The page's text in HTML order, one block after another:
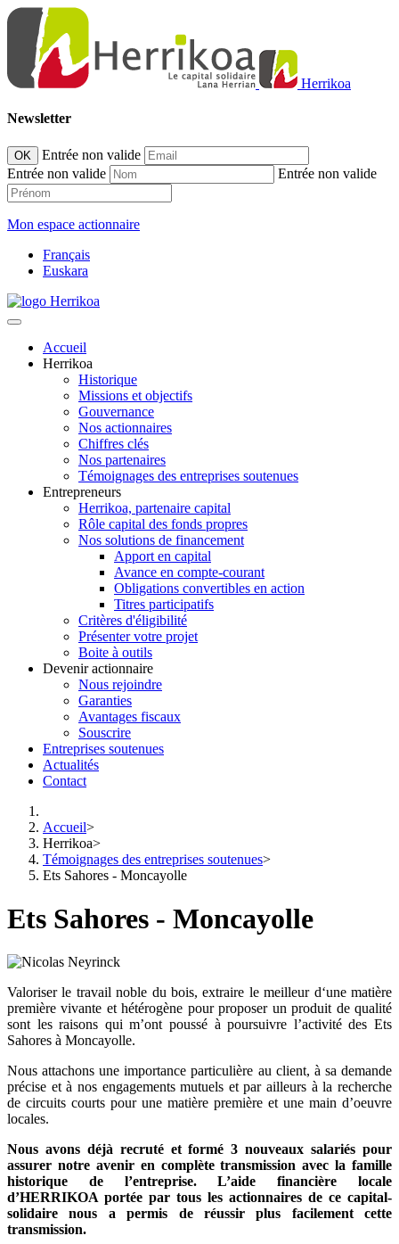
Herrikoa
Newsletter
OK
Entrée non valide
Entrée non valide
Entrée non valide
Mon espace actionnaire
Français
Euskara
Accueil
Herrikoa
Historique
Missions et objectifs
Gouvernance
Nos actionnaires
Chiffres clés
Nos partenaires
Témoignages des entreprises soutenues
Entrepreneurs
Herrikoa, partenaire capital
Rôle capital des fonds propres
Nos solutions de financement
Apport en capital
Avance en compte-courant
Obligations convertibles en action
Titres participatifs
Critères d'éligibilité
Présenter votre projet
Boite à outils
Devenir actionnaire
Nous rejoindre
Garanties
Avantages fiscaux
Souscrire
Entreprises soutenues
Actualités
Contact
Accueil>
Herrikoa>
Témoignages des entreprises soutenues>
Ets Sahores - Moncayolle
Ets Sahores - Moncayolle
Valoriser le travail noble du bois, extraire le meilleur d‘une matière
première vivante et hétérogène pour proposer un produit de qualité
sont les raisons qui m’ont poussé à poursuivre l’activité des Ets
Sahores à Moncayolle.
Nous attachons une importance particulière au client, à sa demande
précise et à nos engagements mutuels et par ailleurs à la recherche
de circuits courts pour une matière première et une main d’oeuvre
locales.
Nous avons déjà recruté et formé 3 nouveaux salariés pour
assurer notre avenir en complète transmission avec la famille
historique de l’entreprise. L’aide financière locale
d’HERRIKOA portée par tous les actionnaires de ce capital-
solidaire nous a permis de réussir plus facilement cette
transmission.